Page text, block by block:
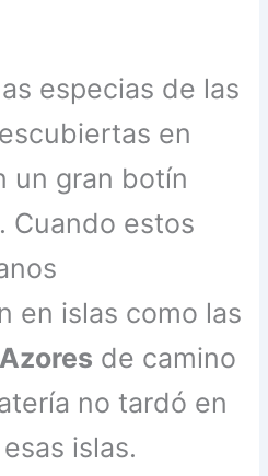
especias de las
en
un gran botín
Cuando estos
en islas como las
de camino
no tardó en
islas.